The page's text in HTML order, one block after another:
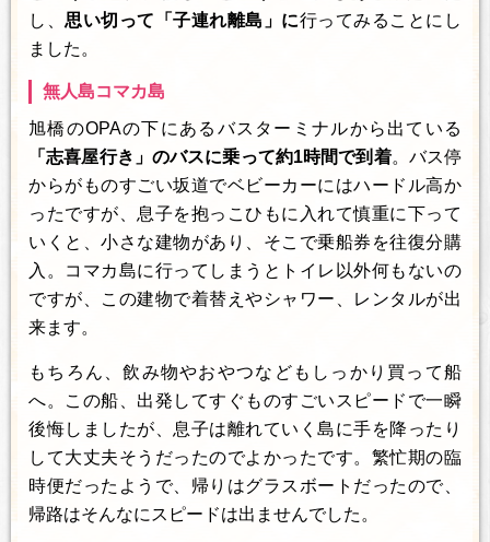
し、思い切って「子連れ離島」に行ってみることにし
ました。
無人島コマカ島
旭橋のOPAの下にあるバスターミナルから出ている
「志喜屋行き」のバスに乗って約1時間で到着。バス停
からがものすごい坂道でベビーカーにはハードル高か
ったですが、息子を抱っこひもに入れて慎重に下って
いくと、小さな建物があり、そこで乗船券を往復分購
入。コマカ島に行ってしまうとトイレ以外何もないの
ですが、この建物で着替えやシャワー、レンタルが出
来ます。
もちろん、飲み物やおやつなどもしっかり買って船
へ。この船、出発してすぐものすごいスピードで一瞬
後悔しましたが、息子は離れていく島に手を降ったり
して大丈夫そうだったのでよかったです。繁忙期の臨
時便だったようで、帰りはグラスボートだったので、
帰路はそんなにスピードは出ませんでした。